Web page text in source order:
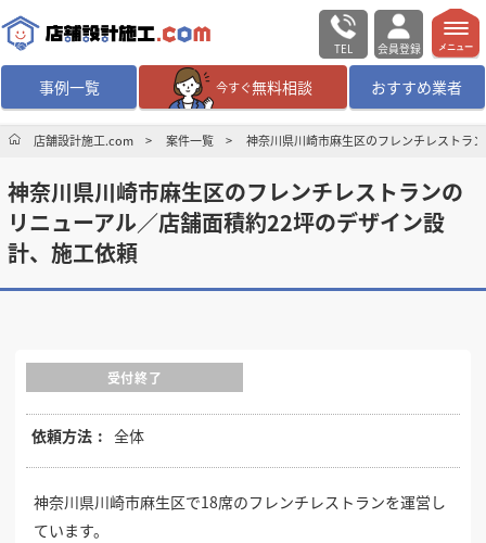
TEL 会員登録
事例一覧 今すぐ無料相談 おすすめ業者
無料相談 ログイン／会員登録
デザイン設計・施工業者を探す
店舗・商業施設の
店舗設計施工.comとは
内装の費用相場シミュレーター
掲載希望のデザイン設計・施工会社様へ
メニュー
店舗設計施工.com 案件一覧 神奈川県川崎市麻生区のフレンチレストラ
神奈川県川崎市麻生区のフレンチレストランの
リニューアル／店舗面積約22坪のデザイン設
計、施工依頼
受付終了
依頼方法 全体
神奈川県川崎市麻生区で18席のフレンチレストランを運営し
ています。